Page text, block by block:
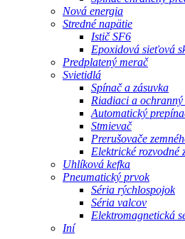
Nová energia
Stredné napätie
Istič SF6
Epoxidová sieťová
Predplatený merač
Svietidlá
Spínač a zásuvka
Riadiaci a ochranný
Automatický
Stmievač
Prerušovače
Elektrické rozvodné
Uhlíková kefka
Pneumatický prvok
Séria rýchlospojok
Séria valcov
Elektromagnetická
Iní